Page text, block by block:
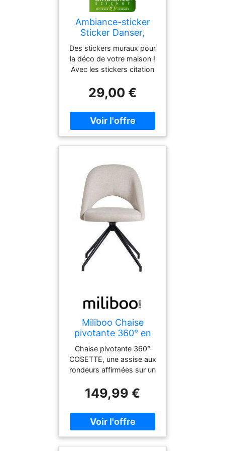
Ambiance-sticker
Sticker Danser,
chanter, jouer ...
Des stickers muraux pour
la déco de votre maison !
Avec les stickers citation
chanter, jouer ..., vous
pourrez enfin décorer
l'intérieur de votre maison
à votre guise avec leur
aide ! Profitez de la vie
amour! Où coller ce
29,00 €
Miliboo Chaise
pivotante 360° en
tissu effet velours
texturé beige et
métal noir COSETTE
Chaise pivotante 360°
COSETTE, une assise aux
rondeurs affirmées sur un
pièce tendance et objet de
confort, terriblement
actuelle, cette chaise
design beige et noir est
tout indiquée pour
149,99 €